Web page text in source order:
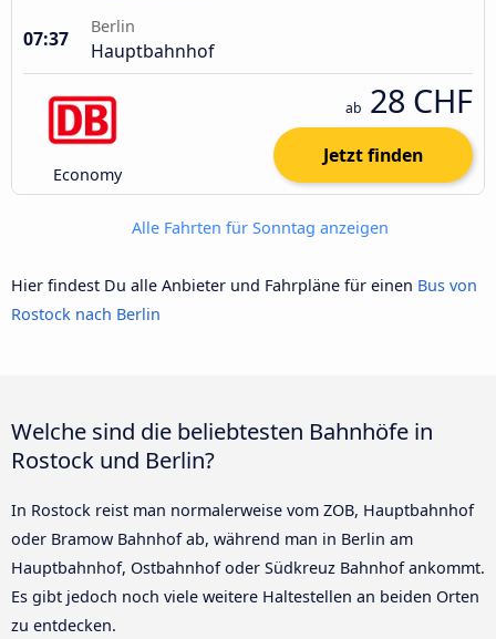
07:37
Berlin
Hauptbahnhof
Economy
ab 28 CHF
Jetzt finden
Alle Fahrten für Sonntag anzeigen
Hier findest Du alle Anbieter und Fahrpläne für einen Bus von
Rostock nach Berlin
Welche sind die beliebtesten Bahnhöfe in
Rostock und Berlin?
In Rostock reist man normalerweise vom ZOB, Hauptbahnhof
oder Bramow Bahnhof ab, während man in Berlin am
Hauptbahnhof, Ostbahnhof oder Südkreuz Bahnhof ankommt.
Es gibt jedoch noch viele weitere Haltestellen an beiden Orten
zu entdecken.